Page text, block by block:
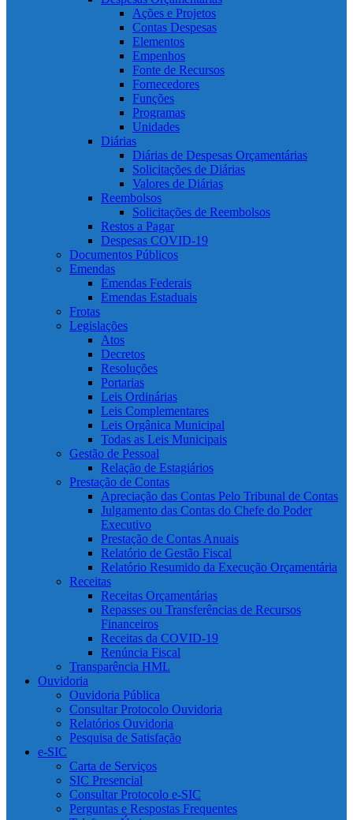
Ações e Projetos
Contas Despesas
Elementos
Empenhos
Fonte de Recursos
Fornecedores
Funções
Programas
Unidades
Diárias
Diárias de Despesas Orçamentárias
Solicitações de Diárias
Valores de Diárias
Reembolsos
Solicitações de Reembolsos
Restos a Pagar
Despesas COVID-19
Documentos Públicos
Emendas
Emendas Federais
Emendas Estaduais
Frotas
Legislações
Atos
Decretos
Resoluções
Portarias
Leis Ordinárias
Leis Complementares
Leis Orgânica Municipal
Todas as Leis Municipais
Gestão de Pessoal
Relação de Estagiários
Prestação de Contas
Apreciação das Contas Pelo Tribunal de Contas
Julgamento das Contas do Chefe do Poder
Executivo
Prestação de Contas Anuais
Relatório de Gestão Fiscal
Relatório Resumido da Execução Orçamentária
Receitas
Receitas Orçamentárias
Repasses ou Transferências de Recursos
Financeiros
Receitas da COVID-19
Renúncia Fiscal
Transparência HML
Ouvidoria
Ouvidoria Pública
Consultar Protocolo Ouvidoria
Relatórios Ouvidoria
Pesquisa de Satisfação
e-SIC
Carta de Serviços
SIC Presencial
Consultar Protocolo e-SIC
Perguntas e Respostas Frequentes